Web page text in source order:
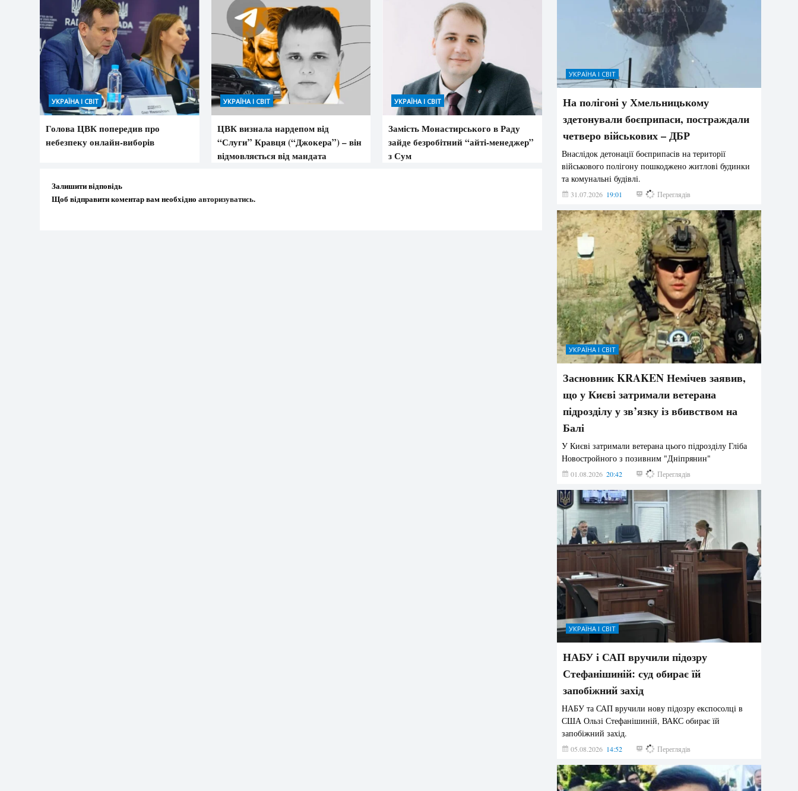
УКРАЇНА І СВІТ
Голова ЦВК попередив про
небезпеку онлайн-виборів
УКРАЇНА І СВІТ
ЦВК визнала нардепом від
“Слуги” Кравця (“Джокера”) – він
відмовляється від мандата
УКРАЇНА І СВІТ
Замість Монастирського в Раду
зайде безробітний “айті-менеджер”
з Сум
Залишити відповідь
Щоб відправити коментар вам необхідно авторизуватись.
УКРАЇНА І СВІТ
На полігоні у Хмельницькому
здетонували боєприпаси, постраждали
четверо військових – ДБР
Внаслідок детонації боєприпасів на території
військового полігону пошкоджено житлові будинки
та комунальні будівлі.
31.07.2026 19:01 185 Переглядів
УКРАЇНА І СВІТ
Засновник KRAKEN Немічев заявив,
що у Києві затримали ветерана
підрозділу у зв’язку із вбивством на
Балі
У Києві затримали ветерана цього підрозділу Гліба
Новостройного з позивним "Дніпрянин"
01.08.2026 20:42 177 Переглядів
УКРАЇНА І СВІТ
НАБУ і САП вручили підозру
Стефанішиній: суд обирає їй
запобіжний захід
НАБУ та САП вручили нову підозру експосолці в
США Ользі Стефанішиній, ВАКС обирає їй
запобіжний захід.
05.08.2026 14:52 142 Переглядів